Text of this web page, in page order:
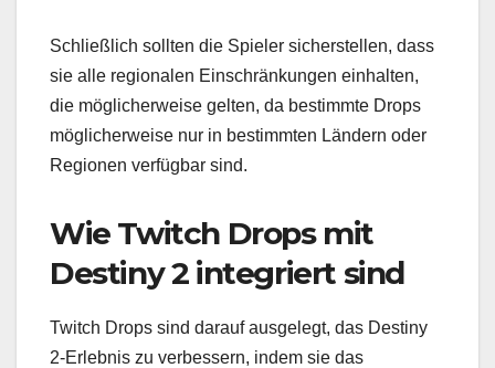
Schließlich sollten die Spieler sicherstellen, dass
sie alle regionalen Einschränkungen einhalten,
die möglicherweise gelten, da bestimmte Drops
möglicherweise nur in bestimmten Ländern oder
Regionen verfügbar sind.
Wie Twitch Drops mit
Destiny 2 integriert sind
Twitch Drops sind darauf ausgelegt, das Destiny
2-Erlebnis zu verbessern, indem sie das